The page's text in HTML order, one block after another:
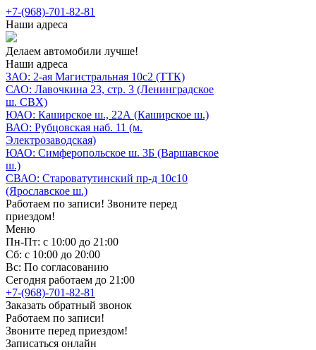
+7-(968)-701-82-81
Наши адреса
Делаем автомобили лучше!
Наши адреса
ЗАО: 2-ая Магистральная 10с2 (ТТК)
САО: Лавочкина 23, стр. 3 (Ленинградское
ш. СВХ)
ЮАО: Каширское ш., 22А (Каширское ш.)
ВАО: Рубцовская наб. 11 (м.
Электрозаводская)
ЮАО: Симферопольское ш. 3Б (Варшавское
ш.)
СВАО: Староватутинский пр-д 10с10
(Ярославское ш.)
Работаем по записи! Звоните перед
приездом!
Меню
Пн-Пт: с 10:00 до 21:00
Сб: с 10:00 до 20:00
Вс: По согласованию
Сегодня работаем до 21:00
+7-(968)-701-82-81
Заказать обратный звонок
Работаем по записи!
Звоните перед приездом!
Записаться онлайн